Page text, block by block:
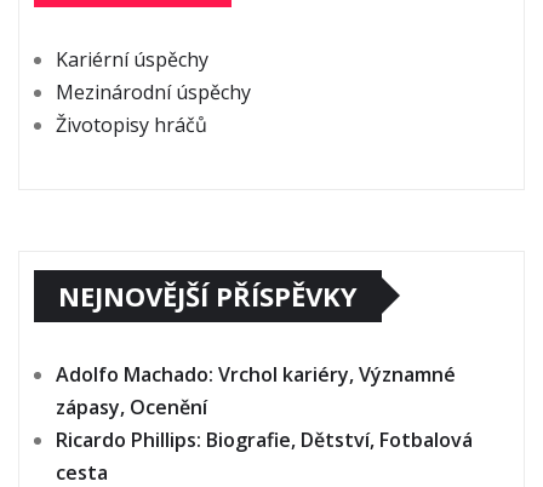
Kariérní úspěchy
Mezinárodní úspěchy
Životopisy hráčů
NEJNOVĚJŠÍ PŘÍSPĚVKY
Adolfo Machado: Vrchol kariéry, Významné
zápasy, Ocenění
Ricardo Phillips: Biografie, Dětství, Fotbalová
cesta